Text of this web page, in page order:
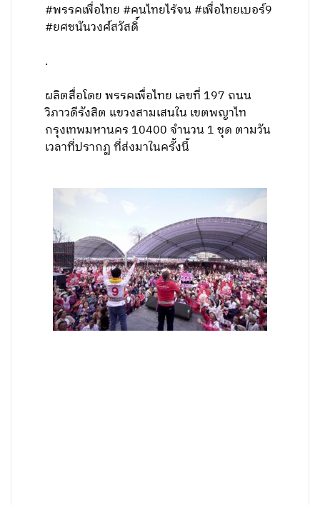
#พรรคเพื่อไทย #คนไทยไร้จน #เพื่อไทยเบอร์9
#ยศชนันวงศ์สวัสดิ์
.
ผลิตสื่อโดย พรรคเพื่อไทย เลขที่ 197 ถนน
วิภาวดีรังสิต แขวงสามเสนใน เขตพญาไท
กรุงเทพมหานคร 10400 จำนวน 1 ชุด ตามวัน
เวลาที่ปรากฏ ที่ส่งมาในครั้งนี้